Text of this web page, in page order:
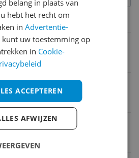
kenmerken
belang in plaats van
hebt het recht om
inAdvertentie-
kunt uw toestemming op
in Cookie-
ACCEPTEREN
AFWIJZEN